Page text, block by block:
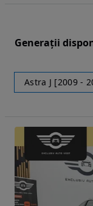
Generații
Astra J [2009 -